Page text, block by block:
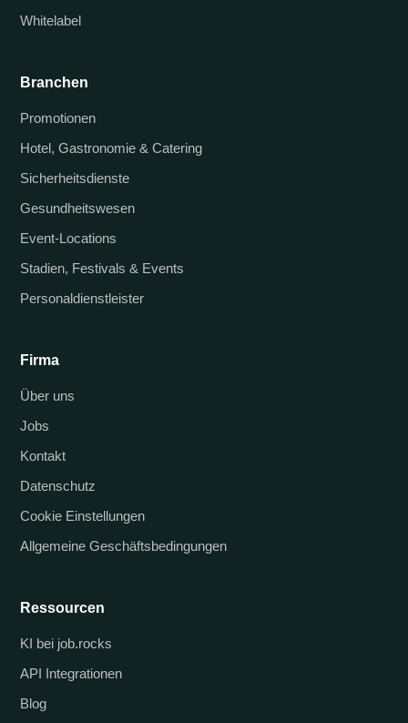
Whitelabel
Branchen
Promotionen
Hotel, Gastronomie & Catering
Sicherheitsdienste
Gesundheitswesen
Event-Locations
Stadien, Festivals & Events
Personaldienstleister
Firma
Über uns
Jobs
Kontakt
Datenschutz
Cookie Einstellungen
Allgemeine Geschäftsbedingungen
Ressourcen
KI bei job.rocks
API Integrationen
Blog